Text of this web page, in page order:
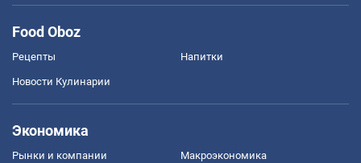
Food Oboz
Рецепты Напитки
Новости Кулинарии
Экономика
Рынки и компании Mакроэкономика